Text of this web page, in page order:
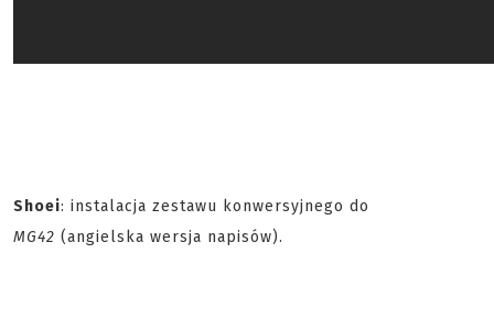
Shoei: instalacja zestawu konwersyjnego do
MG42 (angielska wersja napisów).